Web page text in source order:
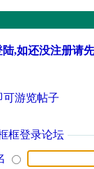
,如还没注册请
可游览帖子
框登录论坛